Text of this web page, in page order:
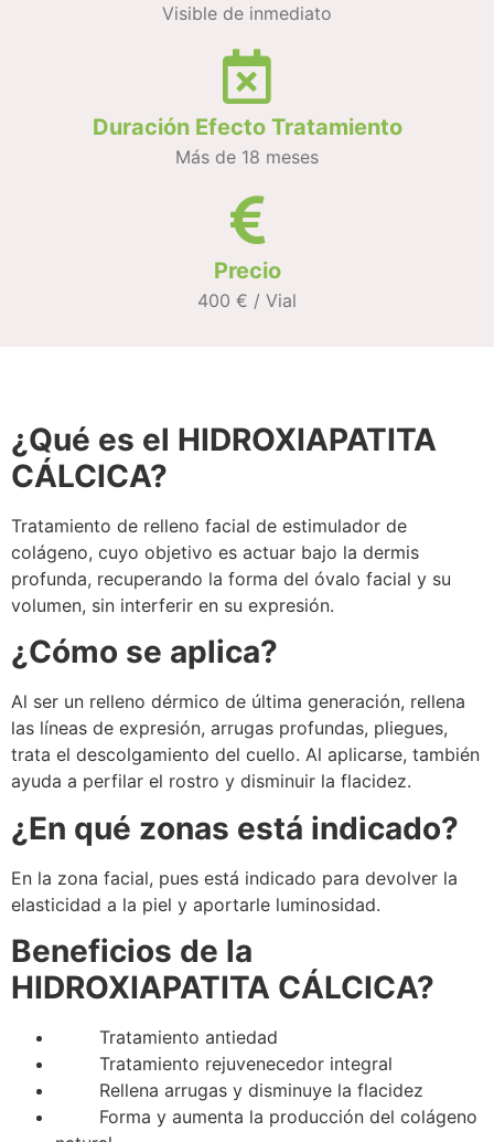
Visible de inmediato
Duración Efecto Tratamiento
Más de 18 meses
Precio
400 € / Vial
¿Qué es el HIDROXIAPATITA
CÁLCICA?
Tratamiento de relleno facial de estimulador de
colágeno, cuyo objetivo es actuar bajo la dermis
profunda, recuperando la forma del óvalo facial y su
volumen, sin interferir en su expresión.
¿Cómo se aplica?
Al ser un relleno dérmico de última generación, rellena
las líneas de expresión, arrugas profundas, pliegues,
trata el descolgamiento del cuello. Al aplicarse, también
ayuda a perfilar el rostro y disminuir la flacidez.
¿En qué zonas está indicado?
En la zona facial, pues está indicado para devolver la
elasticidad a la piel y aportarle luminosidad.
Beneficios de la
HIDROXIAPATITA CÁLCICA?
Tratamiento antiedad
Tratamiento rejuvenecedor integral
Rellena arrugas y disminuye la flacidez
Forma y aumenta la producción del colágeno